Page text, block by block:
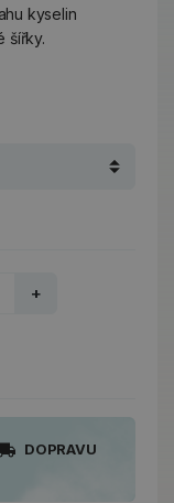
kyselin
šířky.
+
DOPRAVU